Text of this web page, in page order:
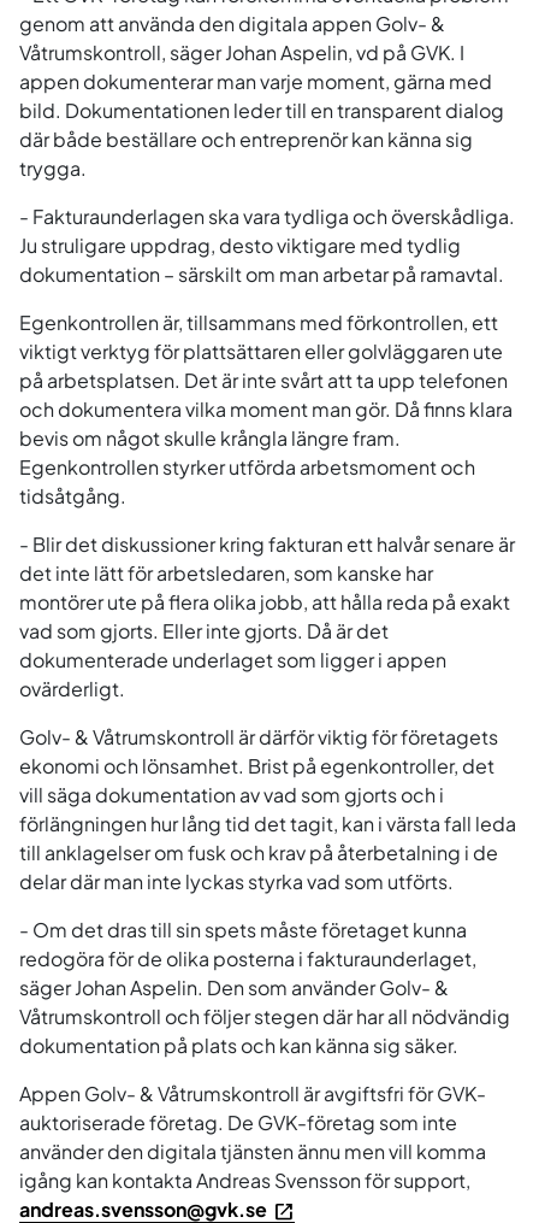
genom att använda den digitala appen Golv- &
Våtrumskontroll, säger Johan Aspelin, vd på GVK. I
appen dokumenterar man varje moment, gärna med
bild. Dokumentationen leder till en transparent dialog
där både beställare och entreprenör kan känna sig
trygga.
- Fakturaunderlagen ska vara tydliga och överskådliga.
Ju struligare uppdrag, desto viktigare med tydlig
dokumentation – särskilt om man arbetar på ramavtal.
Egenkontrollen är, tillsammans med förkontrollen, ett
viktigt verktyg för plattsättaren eller golvläggaren ute
på arbetsplatsen. Det är inte svårt att ta upp telefonen
och dokumentera vilka moment man gör. Då finns klara
bevis om något skulle krångla längre fram.
Egenkontrollen styrker utförda arbetsmoment och
tidsåtgång.
- Blir det diskussioner kring fakturan ett halvår senare är
det inte lätt för arbetsledaren, som kanske har
montörer ute på flera olika jobb, att hålla reda på exakt
vad som gjorts. Eller inte gjorts. Då är det
dokumenterade underlaget som ligger i appen
ovärderligt.
Golv- & Våtrumskontroll är därför viktig för företagets
ekonomi och lönsamhet. Brist på egenkontroller, det
vill säga dokumentation av vad som gjorts och i
förlängningen hur lång tid det tagit, kan i värsta fall leda
till anklagelser om fusk och krav på återbetalning i de
delar där man inte lyckas styrka vad som utförts.
- Om det dras till sin spets måste företaget kunna
redogöra för de olika posterna i fakturaunderlaget,
säger Johan Aspelin. Den som använder Golv- &
Våtrumskontroll och följer stegen där har all nödvändig
dokumentation på plats och kan känna sig säker.
Appen Golv- & Våtrumskontroll är avgiftsfri för GVK-
auktoriserade företag. De GVK-företag som inte
använder den digitala tjänsten ännu men vill komma
igång kan kontakta Andreas Svensson för support,
andreas.svensson@gvk.se